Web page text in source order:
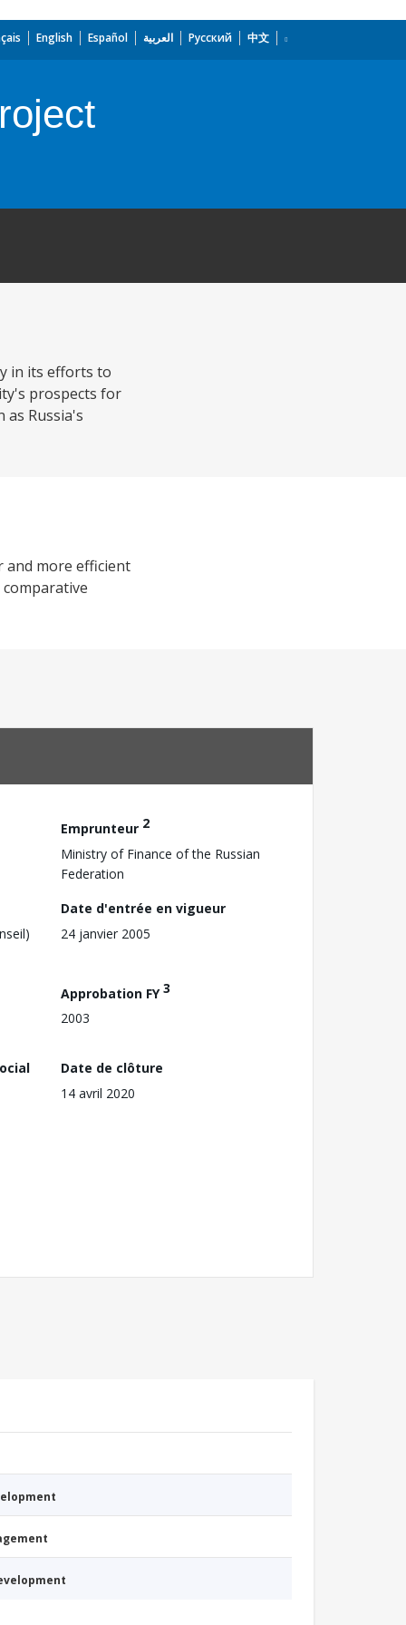
English Español العربية Русский 中文
in its efforts to
prospects for
Russia's
and more efficient
Emprunteur 2
Ministry of Finance of the Russian
Federation
Date d'entrée en vigueur
24 janvier 2005
Approbation FY3
2003
Date de clôture
14 avril 2020